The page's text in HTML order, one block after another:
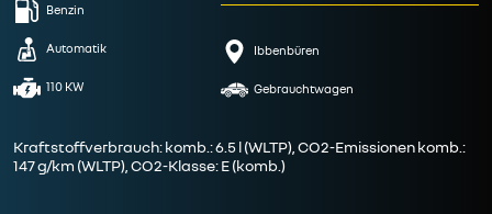
Benzin
Automatik
110 KW
Ibbenbüren
Gebrauchtwagen
Kraftstoffverbrauch: komb.: 6.5 l (WLTP), CO2-Emissionen komb.:
147 g/km (WLTP), CO2-Klasse: E (komb.)